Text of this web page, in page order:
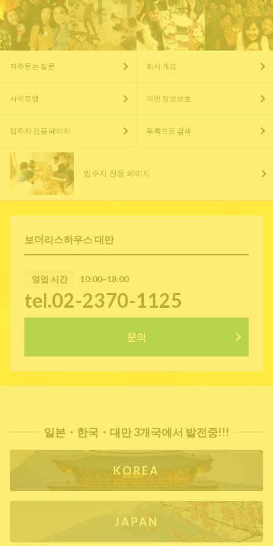
보더리스하우스 대만
영업 시간 10:00~18:00
tel.02-2370-1125
문의
자주묻는 질문 회사 개요
사이트맵 개인 정보보호
입주자 전용 페이지 목록으로 검색
입주자 전용 페이지
일본・한국・대만 3개국에서 발전중!!!
KOREA
JAPAN